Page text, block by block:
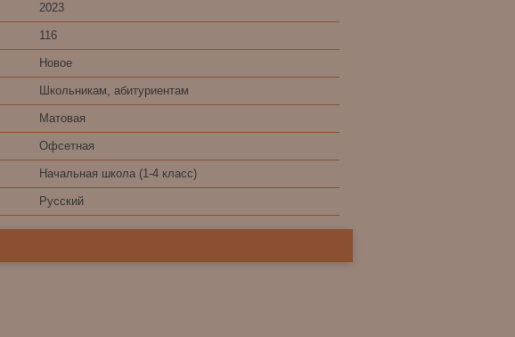
2023
116
Новое
Школьникам, абитуриентам
Матовая
Офсетная
Начальная школа (1-4 класс)
Русский